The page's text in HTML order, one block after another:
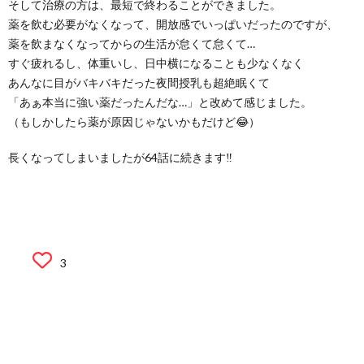
そして治療の方は、最短で終わることができました。
薬を飲む必要がなくなって、開放感でいっぱいだったのですが、
薬を飲まなくなってからの生活が怠くて怠くて…
すぐ疲れるし、体重いし、日中横になることも少なくなく
あんなに目がバキバキだった夜間授乳も超絶眠くて
「あぁ本当に強い薬だったんだな…」と改めて感じました。
（もしかしたら薬が原因じゃないかもだけど😂）
長くなってしまいましたが64話に続きます‼︎
3